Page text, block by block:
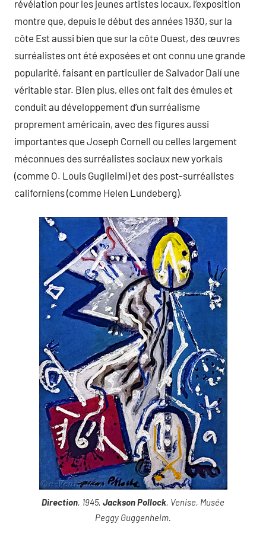
révélation pour les jeunes artistes locaux, l’exposition
montre que, depuis le début des années 1930, sur la
côte Est aussi bien que sur la côte Ouest, des œuvres
surréalistes ont été exposées et ont connu une grande
popularité, faisant en particulier de Salvador Dalí une
véritable star. Bien plus, elles ont fait des émules et
conduit au développement d’un surréalisme
proprement américain, avec des figures aussi
importantes que Joseph Cornell ou celles largement
méconnues des surréalistes sociaux new yorkais
(comme O. Louis Guglielmi) et des post-surréalistes
californiens (comme Helen Lundeberg).
Direction, 1945, Jackson Pollock, Venise, Musée
Peggy Guggenheim.